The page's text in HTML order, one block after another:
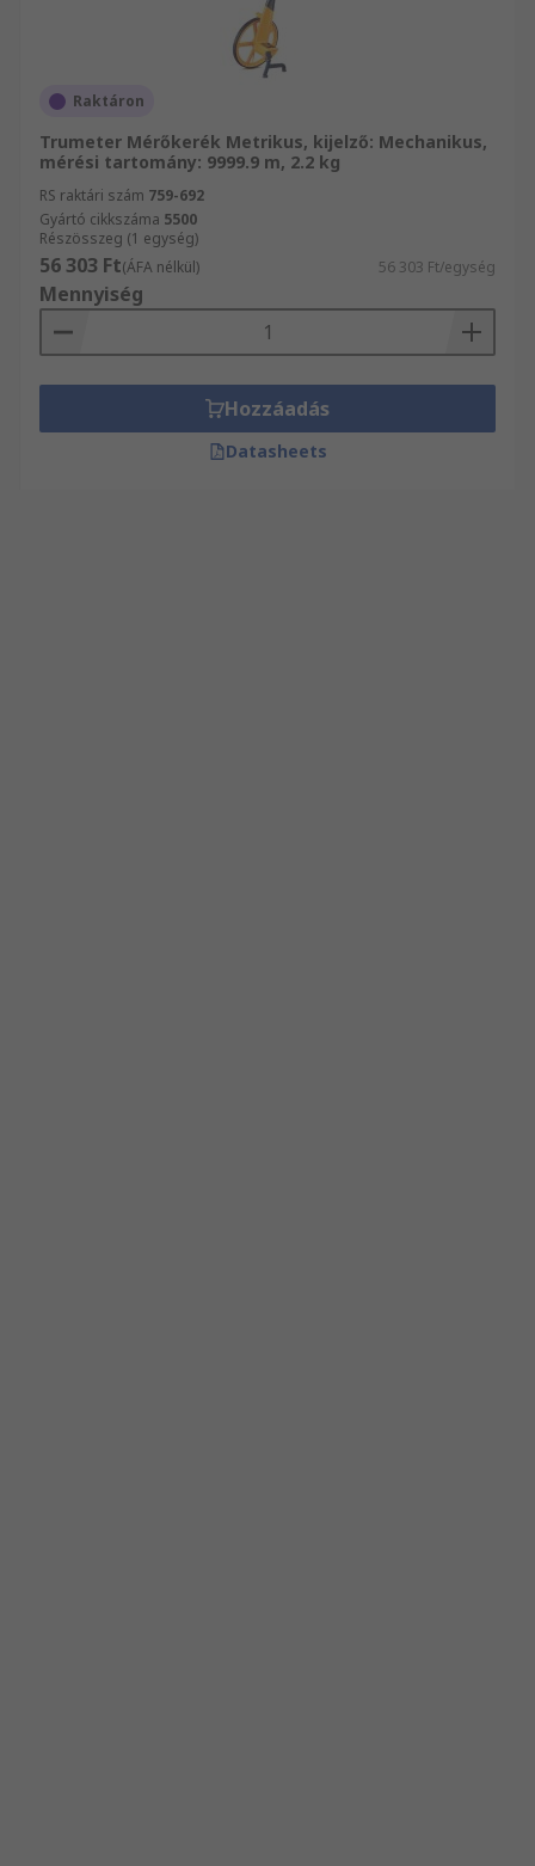
Raktáron
Trumeter Mérőkerék Metrikus, kijelző: Mechanikus,
mérési tartomány: 9999.9 m, 2.2 kg
RS raktári szám 759-692
Gyártó cikkszáma 5500
Részösszeg (1 egység)
56 303 Ft(ÁFA nélkül) 56 303 Ft/egység
Mennyiség
Hozzáadás
Datasheets